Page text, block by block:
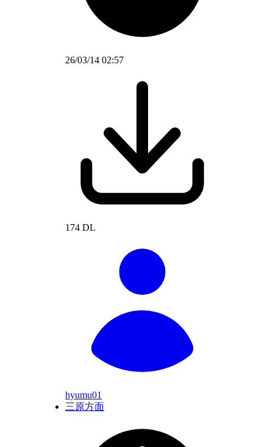
26/03/14 02:57
174 DL
hyumu01
三原方面